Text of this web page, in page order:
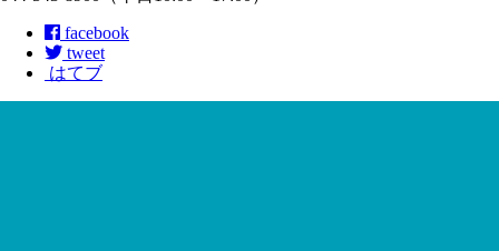
facebook
tweet
はてブ